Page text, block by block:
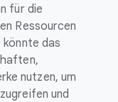
für die
Ressourcen
könnte das
nutzen, um
und